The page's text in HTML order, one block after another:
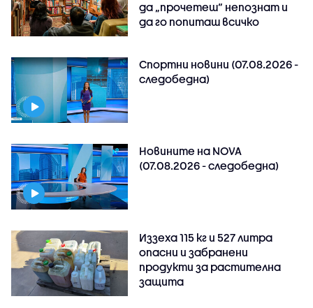
да „прочетеш“ непознат и
да го попиташ всичко
Спортни новини (07.08.2026 -
следобедна)
Новините на NOVA
(07.08.2026 - следобедна)
Иззеха 115 кг и 527 литра
опасни и забранени
продукти за растителна
защита